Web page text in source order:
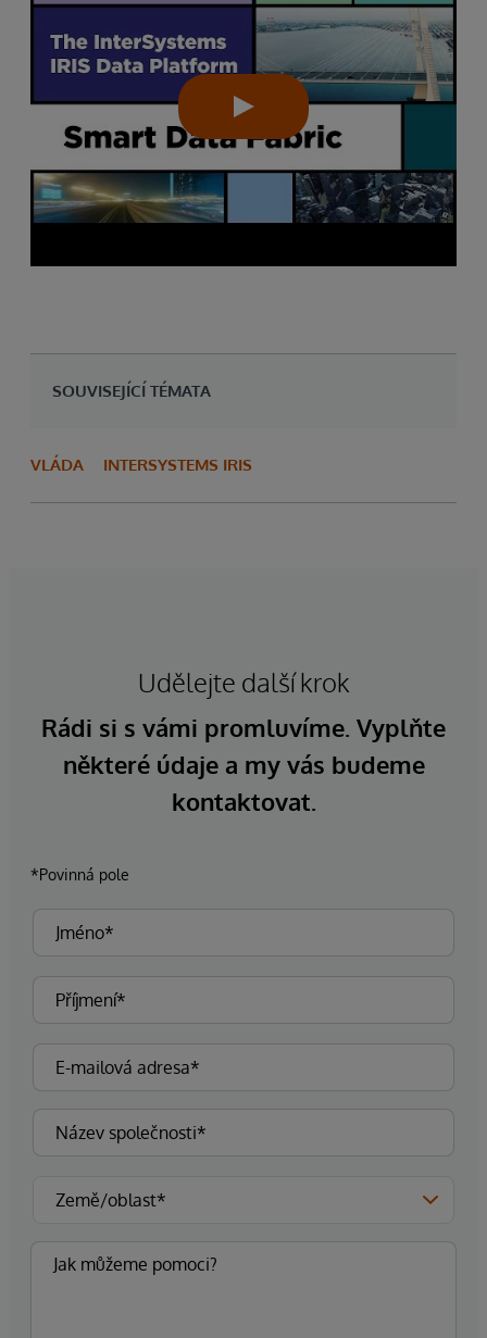
SOUVISEJÍCÍ TÉMATA
VLÁDA INTERSYSTEMS IRIS
Udělejte další krok
Rádi si s vámi promluvíme. Vyplňte
některé údaje a my vás budeme
kontaktovat.
*Povinná pole